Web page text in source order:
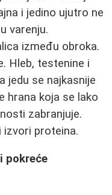
i jedino ujutro ne
varenju.
između obroka.
Hleb, testenine i
jedu se najkasnije
hrana koja se lako
zabranjuje.
izvori proteina.
pokreće